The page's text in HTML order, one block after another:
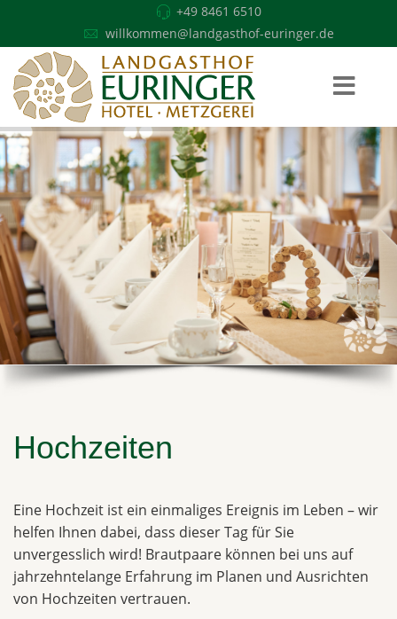
+49 8461 6510
willkommen@landgasthof-euringer.de
Hochzeiten
Eine Hochzeit ist ein einmaliges Ereignis im Leben – wir
helfen Ihnen dabei, dass dieser Tag für Sie
unvergesslich wird! Brautpaare können bei uns auf
jahrzehntelange Erfahrung im Planen und Ausrichten
von Hochzeiten vertrauen.